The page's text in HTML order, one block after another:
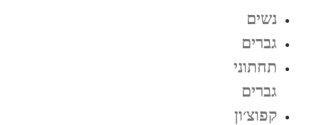
נשים
גברים
תחתוני
גברים
קפוצ׳ון